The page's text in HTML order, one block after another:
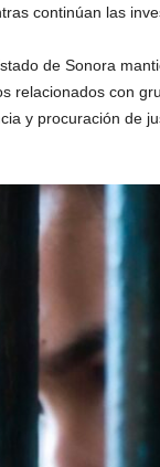
continúan las
de Sonora
relacionados con
y procuración de